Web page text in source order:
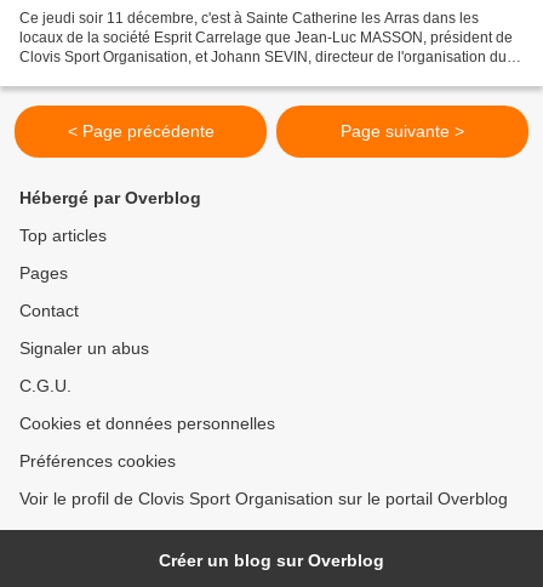
Ce jeudi soir 11 décembre, c'est à Sainte Catherine les Arras dans les
locaux de la société Esprit Carrelage que Jean-Luc MASSON, président de
Clovis Sport Organisation, et Johann SEVIN, directeur de l'organisation du
< Page précédente Page suivante >
Hébergé par Overblog
Top articles
Pages
Contact
Signaler un abus
C.G.U.
Cookies et données personnelles
Préférences cookies
Voir le profil de Clovis Sport Organisation sur le portail Overblog
Créer un blog sur Overblog